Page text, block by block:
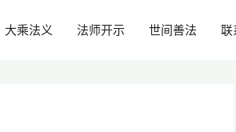
大乘法义 法师开示 世间善法 联